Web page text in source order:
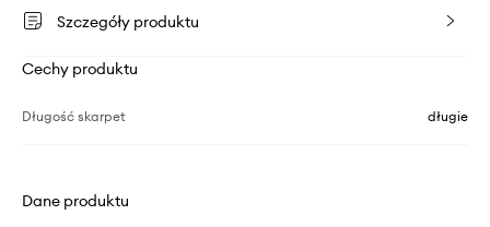
Szczegóły produktu
Cechy produktu
Długość skarpet długie
Dane produktu